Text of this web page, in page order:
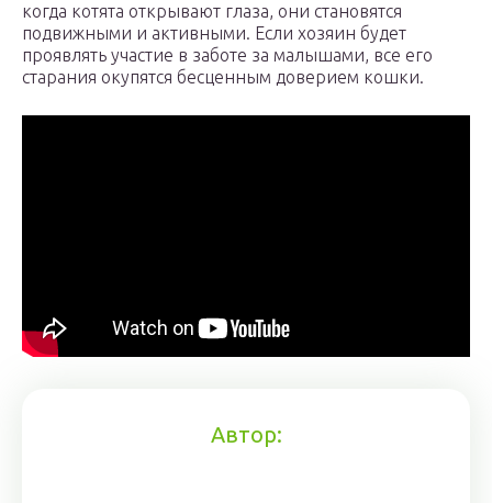
когда котята открывают глаза, они становятся
подвижными и активными. Если хозяин будет
проявлять участие в заботе за малышами, все его
старания окупятся бесценным доверием кошки.
Автор: